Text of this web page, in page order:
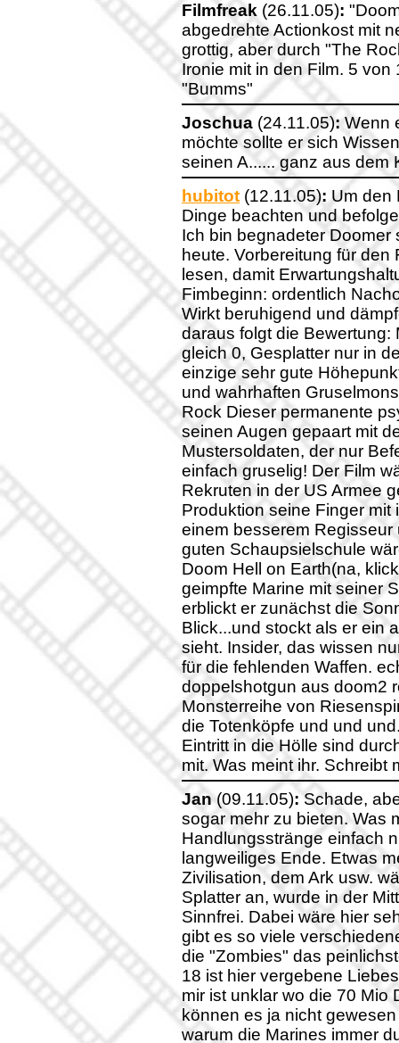
Filmfreak (26.11.05):
abgedrehte Actionkost mit
grottig, aber durch "The
Ironie mit in den Film. 5
"Bumms"
Joschua (24.11.05): Wenn
möchte sollte er sich
seinen A...... ganz aus dem
hubitot (12.11.05): Um den
Dinge beachten und
Ich bin begnadeter
heute. Vorbereitung für
lesen, damit
Fimbeginn: ordentlich
Wirkt beruhigend und
daraus folgt die
gleich 0, Gesplatter nur in
einzige sehr gute
und wahrhaften
Rock Dieser permanente
seinen Augen gepaart mit
Mustersoldaten, der nur
einfach gruselig! Der Film
Rekruten in der US Armee
Produktion seine Finger mit
einem besserem
guten Schaupsielschule
Doom Hell on Earth(na,
geimpfte Marine mit seiner
erblickt er zunächst die
Blick...und stockt als er ein
sieht. Insider, das wissen
für die fehlenden Waffen.
doppelshotgun aus doom2
Monsterreihe von
die Totenköpfe und und
Eintritt in die Hölle sind
mit. Was meint ihr. Schreibt
Jan(09.11.05):Schade,
sogar mehr zu bieten. Was
Handlungsstränge einfach
langweiliges Ende. Etwas
Zivilisation, dem Ark usw.
Splatter an, wurde in der
Sinnfrei. Dabei wäre hier
gibt es so viele
die "Zombies" das
18 ist hier vergebene
mir ist unklar wo die 70 Mio
können es ja nicht
warum die Marines immer